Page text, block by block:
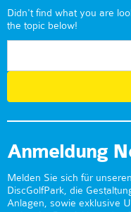
Didn't find what you are
the topic below!
Anmeldung
Melden Sie sich für
DiscGolfPark, die
Anlagen, sowie exklusive